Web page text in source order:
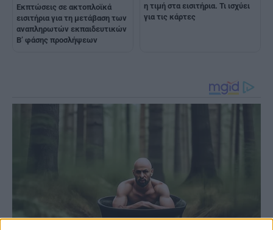
Εκπτώσεις σε ακτοπλοϊκά
εισιτήρια για τη μετάβαση των
αναπληρωτών εκπαιδευτικών
Β’ φάσης προσλήψεων
η τιμή στα εισιτήρια. Τι ισχύει
για τις κάρτες